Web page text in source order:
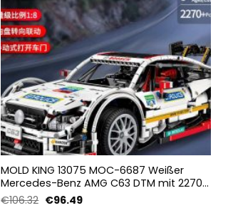
MOLD KING 13075 MOC-6687 Weißer
Mercedes-Benz AMG C63 DTM mit 2270
Stück
€106.32 Ursprünglicher
€96.49Aktueller